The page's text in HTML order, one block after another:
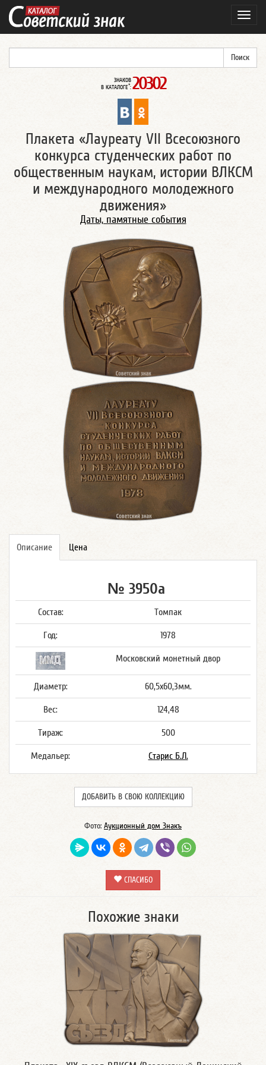
ЗНАКОВ
В КАТАЛОГЕ*: 20302
Плакета «Лауреату VII Всесоюзного
конкурса студенческих работ по
общественным наукам, истории ВЛКСМ
и международного молодежного
движения»
Даты, памятные события
Описание Цена
№ 3950а
Состав: Томпак
Год: 1978
Московский монетный двор
Диаметр: 60,5x60,3мм.
Вес: 124,48
Тираж: 500
Медальер: Старис Б.Л.
ДОБАВИТЬ В СВОЮ КОЛЛЕКЦИЮ
Фото: Аукционный дом Знакъ
СПАСИБО
Похожие знаки